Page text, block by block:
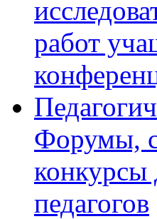
работ
Форумы,
конкурсы
педагогов